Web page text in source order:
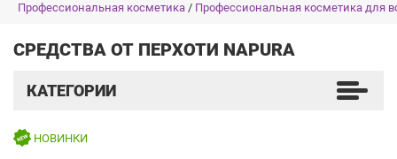
Профессиональная косметика / Профессиональная косметика для
СРЕДСТВА ОТ ПЕРХОТИ NAPURA
КАТЕГОРИИ
НОВИНКИ